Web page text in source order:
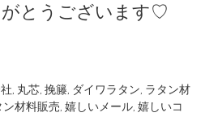
とうございます♡
, 丸芯, 挽籐, ダイワラタン, ラタン材
ン材料販売, 嬉しいメール, 嬉しいコ